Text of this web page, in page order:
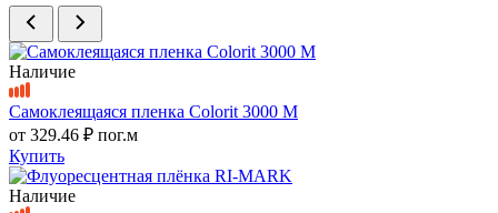
Наличие
Самоклеящаяся пленка Colorit 3000 M
от 329.46 ₽ пог.м
Купить
Наличие